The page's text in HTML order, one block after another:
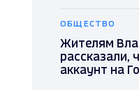
ОБЩЕСТВО
Жителям
рассказали,
аккаунт на